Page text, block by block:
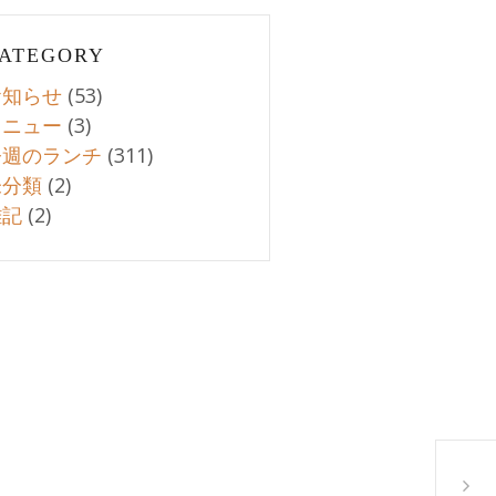
10月
らせ (53)
ュー (3)
のランチ (311)
類 (2)
(2)